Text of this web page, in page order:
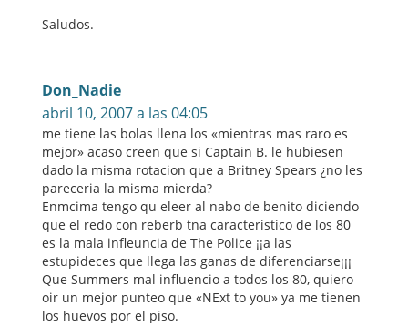
Saludos.
Don_Nadie
abril 10, 2007 a las 04:05
me tiene las bolas llena los «mientras mas raro es
mejor» acaso creen que si Captain B. le hubiesen
dado la misma rotacion que a Britney Spears ¿no les
pareceria la misma mierda?
Enmcima tengo qu eleer al nabo de benito diciendo
que el redo con reberb tna caracteristico de los 80
es la mala infleuncia de The Police ¡¡a las
estupideces que llega las ganas de diferenciarse¡¡¡
Que Summers mal influencio a todos los 80, quiero
oir un mejor punteo que «NExt to you» ya me tienen
los huevos por el piso.